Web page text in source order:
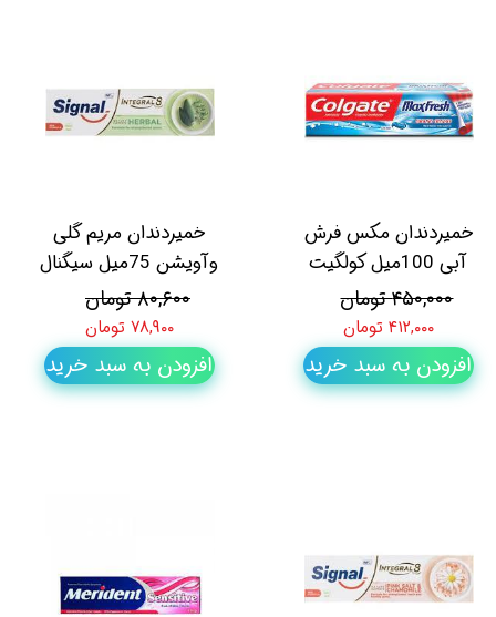
خمیردندان مکس فرش
آبی 100میل کولگیت
۴۵۰,۰۰۰ تومان
۴۱۲,۰۰۰ تومان
افزودن به سبد خرید
خمیردندان مریم گلی
وآویشن 75میل سیگنال
۸۰,۶۰۰ تومان
۷۸,۹۰۰ تومان
افزودن به سبد خرید